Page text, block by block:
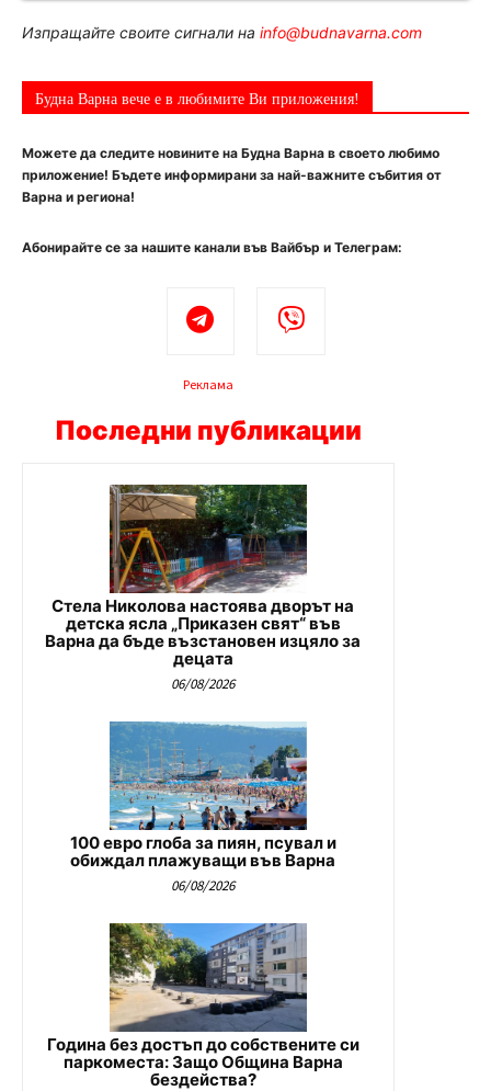
Изпращайте своите сигнали на info@budnavarna.com
Будна Варна вече е в любимите Ви приложения!
Можете да следите новините на Будна Варна в своето любимо
приложение! Бъдете информирани за най-важните събития от
Варна и региона!
Абонирайте се за нашите канали във Вайбър и Телеграм:
Реклама
Последни публикации
Стела Николова настоява дворът на
детска ясла „Приказен свят“ във
Варна да бъде възстановен изцяло за
децата
06/08/2026
100 евро глоба за пиян, псувал и
обиждал плажуващи във Варна
06/08/2026
Година без достъп до собствените си
паркоместа: Защо Община Варна
бездейства?